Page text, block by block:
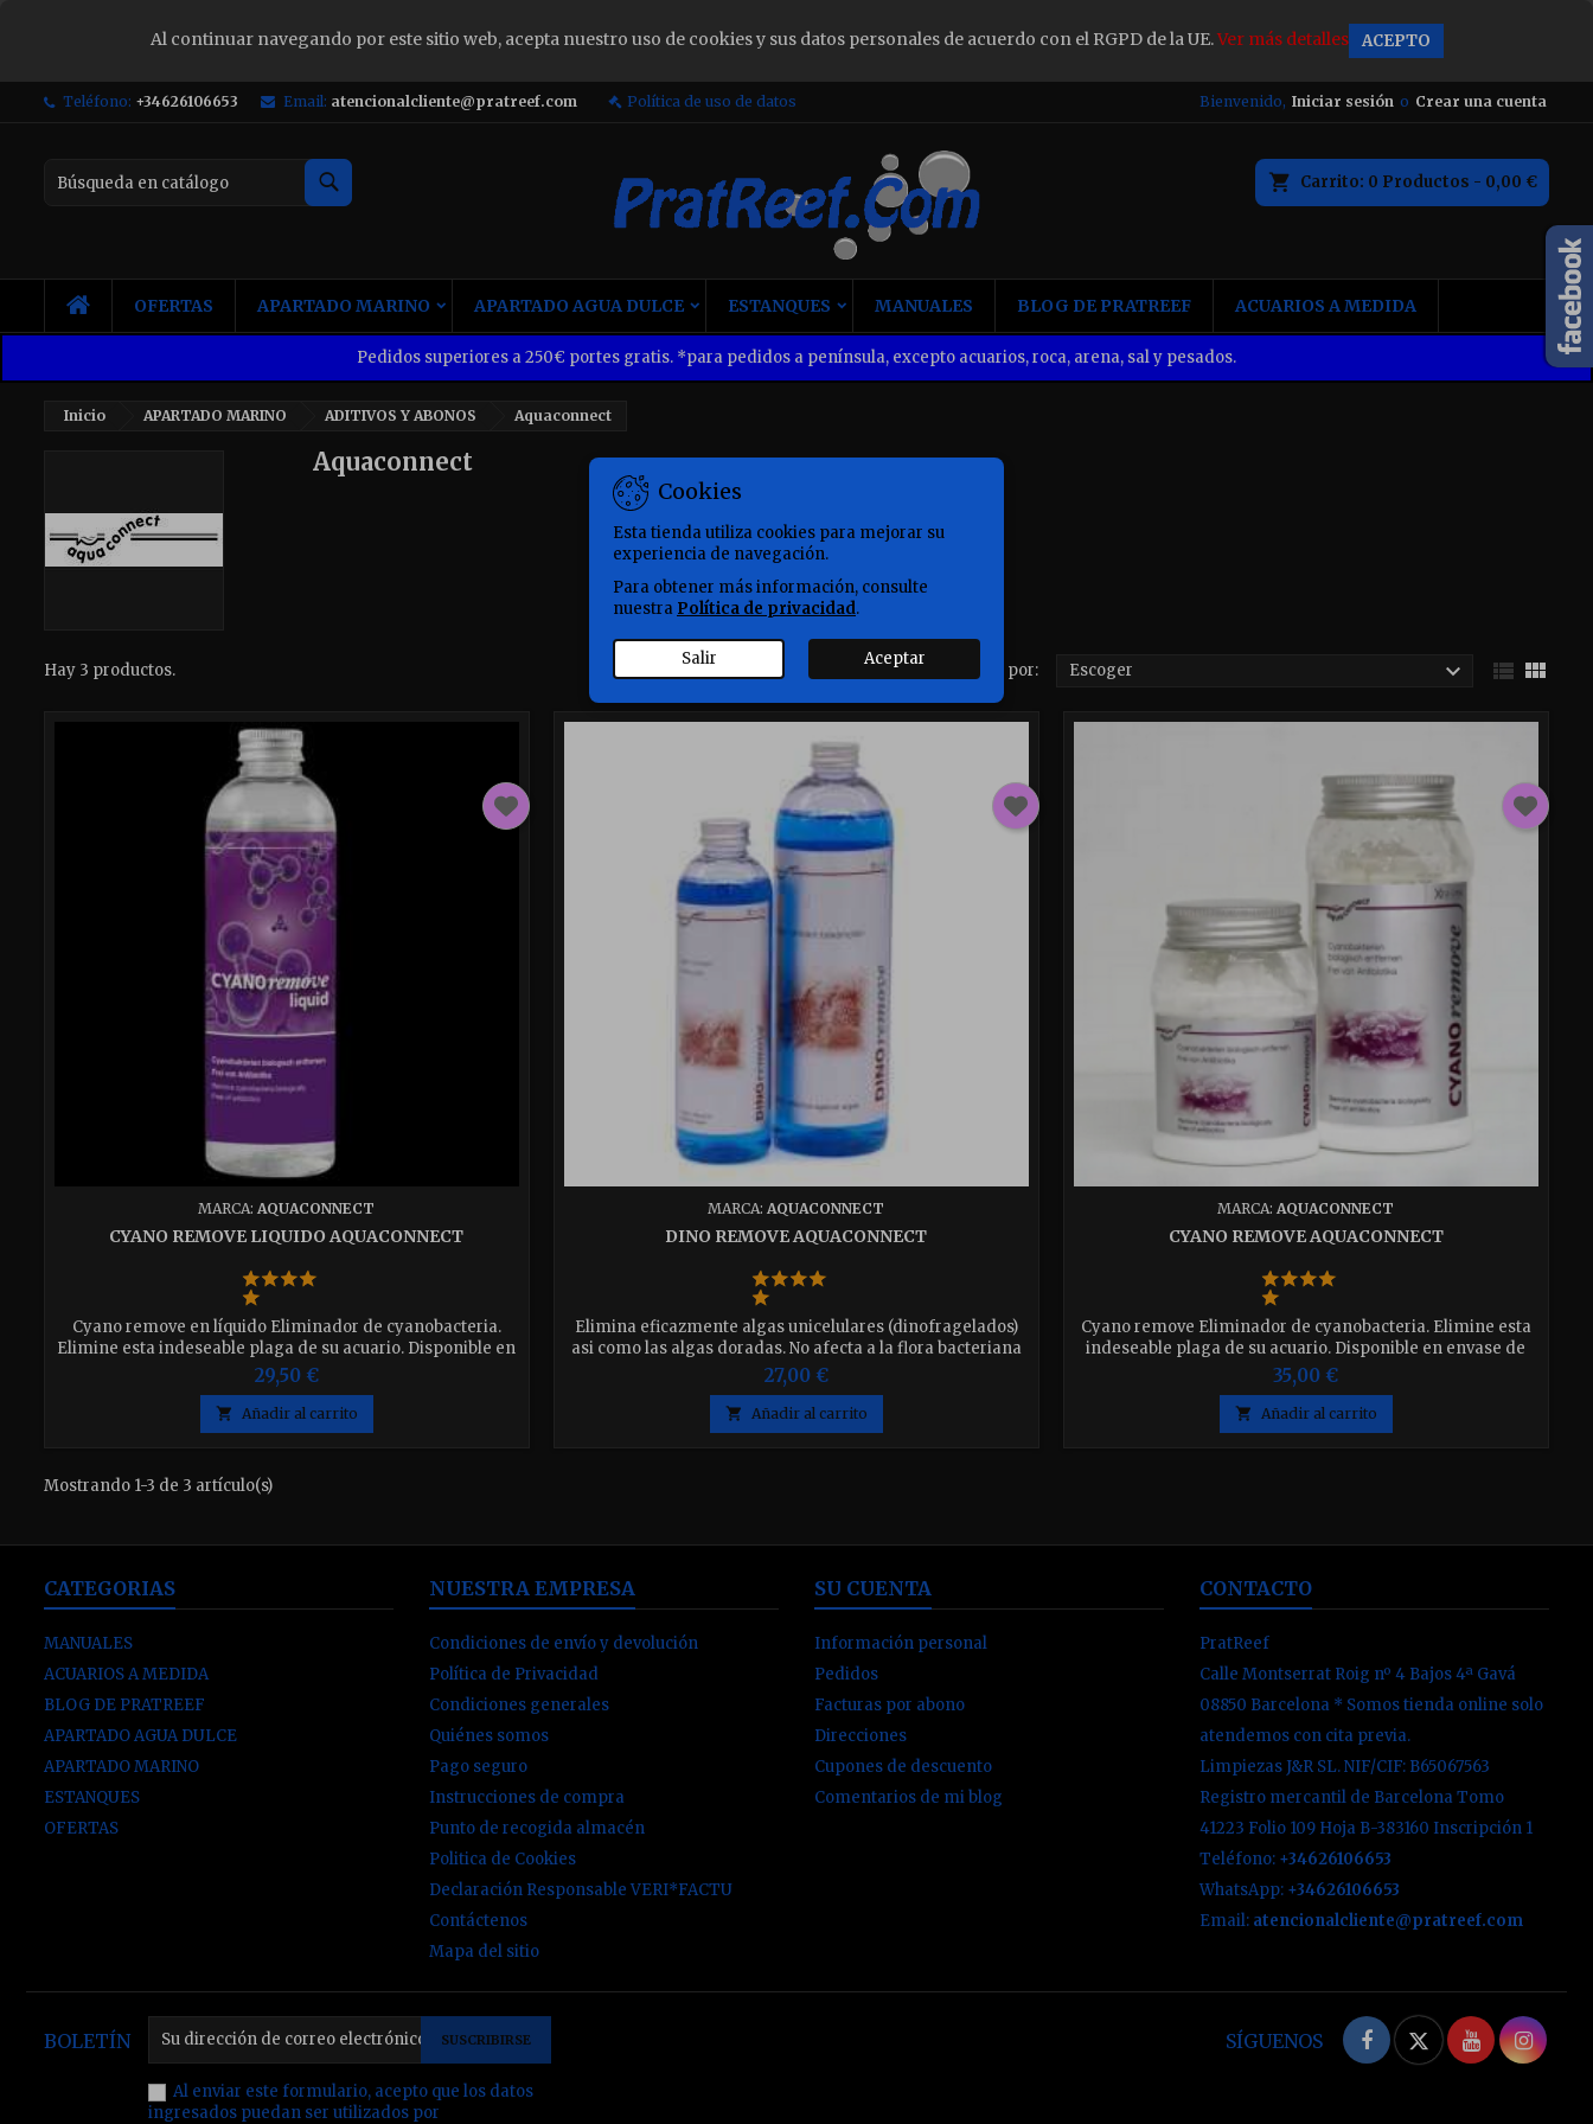
Al continuar navegando por este sitio web, acepta nuestro uso de cookies y sus datos personales de acuerdo con el RGPD de la UE.Ver más detalles ACEPTO
Teléfono: +34626106653 Email: atencionalcliente@pratreef.com Política de uso de datos Bienvenido, Iniciar sesión o Crear una cuenta
Carrito 0 Productos - 0,00 €
INICIOOFERTAS APARTADO MARINO APARTADO AGUA DULCE ESTANQUES MANUALES BLOG DE PRATREEF ACUARIOS A MEDIDA
Pedidos superiores a 250€ portes gratis. *para pedidos a península, excepto acuarios, roca, arena, sal y pesados.
Inicio APARTADO MARINO ADITIVOS Y ABONOS Aquaconnect
Aquaconnect
Hay 3 productos. Ordenar por: Escoger   
MARCA:AQUACONNECT
CYANO REMOVE LIQUIDO AQUACONNECT
Cyano remove en líquido Eliminador de cyanobacteria.
Elimine esta indeseable plaga de su acuario. Disponible en
envase de 250ml.
29,50 €
 Añadir al carrito
MARCA:AQUACONNECT
DINO REMOVE AQUACONNECT
Elimina eficazmente algas unicelulares (dinofragelados)
asi como las algas doradas. No afecta a la flora bacteriana
delacuario. DINO remove esta libre de compuestos de
amonio. Disponible en 250ml y 500ml elija el que desee
27,00 €
 Añadir al carrito
MARCA:AQUACONNECT
CYANO REMOVE AQUACONNECT
Cyano remove Eliminador de cyanobacteria. Elimine esta
indeseable plaga de su acuario. Disponible en envase de
300 y 600g. elija el que desee.
35,00 €
 Añadir al carrito
Mostrando 1-3 de 3 artículo(s)
CATEGORIAS
MANUALES
ACUARIOS A MEDIDA
BLOG DE PRATREEF
APARTADO AGUA DULCE
APARTADO MARINO
ESTANQUES
OFERTAS
NUESTRA EMPRESA
Condiciones de envío y devolución
Política de Privacidad
Condiciones generales
Quiénes somos
Pago seguro
Instrucciones de compra
Punto de recogida almacén
Politica de Cookies
Declaración Responsable VERI*FACTU
Contáctenos
Mapa del sitio
SU CUENTA
Información personal
Pedidos
Facturas por abono
Direcciones
Cupones de descuento
Comentarios de mi blog
CONTACTO
PratReef
Calle Montserrat Roig nº 4 Bajos 4ª Gavá
08850 Barcelona * Somos tienda online solo
atendemos con cita previa.
Limpiezas J&R SL. NIF/CIF: B65067563
Registro mercantil de Barcelona Tomo
41223 Folio 109 Hoja B-383160 Inscripción 1
Teléfono: +34626106653
WhatsApp: +34626106653
Email: atencionalcliente@pratreef.com
Cookies
Esta tienda utiliza cookies para mejorar su
experiencia de navegación.
Para obtener más información, consulte
nuestra Política de privacidad.
Salir Aceptar
BOLETÍN
Al enviar este formulario, acepto que los datos
ingresados puedan ser utilizados por
FacebookTwitterYouTube
SÍGUENOS
×